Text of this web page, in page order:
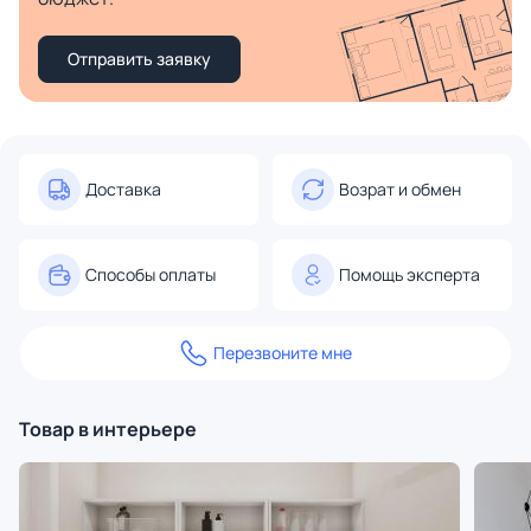
Отправить заявку
Доставка Возрат и обмен
Способы оплаты Помощь эксперта
Перезвоните мне
Товар в интерьере